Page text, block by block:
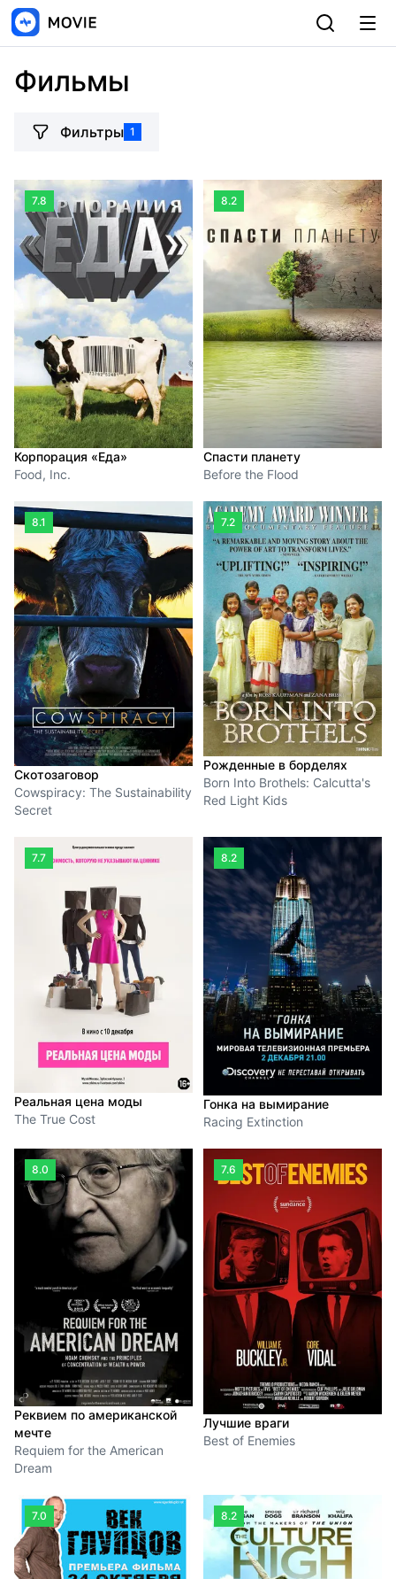
Фильмы
Фильтры 1
7.8
Корпорация «Еда»
Food, Inc.
8.2
Спасти планету
Before the Flood
8.1
Скотозаговор
Cowspiracy: The Sustainability
Secret
7.2
Рожденные в борделях
Born Into Brothels: Calcutta's
Red Light Kids
7.7
Реальная цена моды
The True Cost
8.2
Гонка на вымирание
Racing Extinction
8.0
Реквием по американской
мечте
Requiem for the American
Dream
7.6
Лучшие враги
Best of Enemies
7.0 8.2